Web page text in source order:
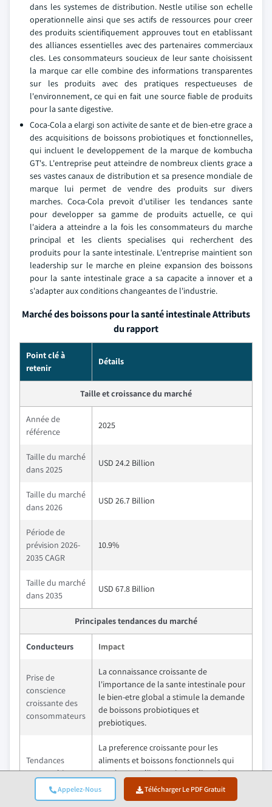
Appelez-Nous Télécharger Le PDF Gratuit
dans les systemes de distribution. Nestle utilise son echelle
operationnelle ainsi que ses actifs de ressources pour creer
des produits scientifiquement approuves tout en etablissant
des alliances essentielles avec des partenaires commerciaux
cles. Les consommateurs soucieux de leur sante choisissent
la marque car elle combine des informations transparentes
sur les produits avec des pratiques respectueuses de
l'environnement, ce qui en fait une source fiable de produits
pour la sante digestive.
Coca-Cola a elargi son activite de sante et de bien-etre grace a
des acquisitions de boissons probiotiques et fonctionnelles,
qui incluent le developpement de la marque de kombucha
GT's. L'entreprise peut atteindre de nombreux clients grace a
ses vastes canaux de distribution et sa presence mondiale de
marque lui permet de vendre des produits sur divers
marches. Coca-Cola prevoit d'utiliser les tendances sante
pour developper sa gamme de produits actuelle, ce qui
l'aidera a atteindre a la fois les consommateurs du marche
principal et les clients specialises qui recherchent des
produits pour la sante intestinale. L'entreprise maintient son
leadership sur le marche en pleine expansion des boissons
pour la sante intestinale grace a sa capacite a innover et a
s'adapter aux conditions changeantes de l'industrie.
Marché des boissons pour la santé intestinale Attributs
du rapport
Point clé à
retenir
Détails
Taille et croissance du marché
Année de
référence
2025
Taille du marché
dans 2025
USD 24.2 Billion
Taille du marché
dans 2026
USD 26.7 Billion
Période de
prévision 2026-
2035 CAGR
10.9%
Taille du marché
dans 2035
USD 67.8 Billion
Principales tendances du marché
Conducteurs Impact
Prise de
conscience
croissante des
consommateurs
La connaissance croissante de
l'importance de la sante intestinale pour
le bien-etre global a stimule la demande
de boissons probiotiques et
prebiotiques.
Tendances
sante et bien-
La preference croissante pour les
aliments et boissons fonctionnels qui
soutiennent l'immunite, la digestion et
la sante mentale stimule l'expansion du
marche.